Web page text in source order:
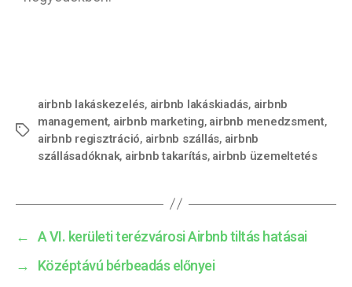
airbnb lakáskezelés, airbnb lakáskiadás, airbnb
management, airbnb marketing,airbnb menedzsment,
airbnb regisztráció, airbnb szállás, airbnb
szállásadóknak, airbnb takarítás,airbnb üzemeltetés
← A VI. kerületi terézvárosi Airbnb tiltás hatásai
→ Középtávú bérbeadás előnyei